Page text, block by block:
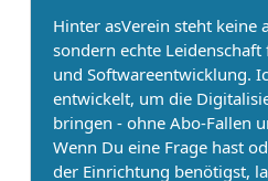
Hinter asVerein steht keine
sondern echte Leidenschaft
und Softwareentwicklung.
entwickelt, um die
bringen - ohne Abo-Fallen
Wenn Du eine Frage hast
der Einrichtung benötigst,